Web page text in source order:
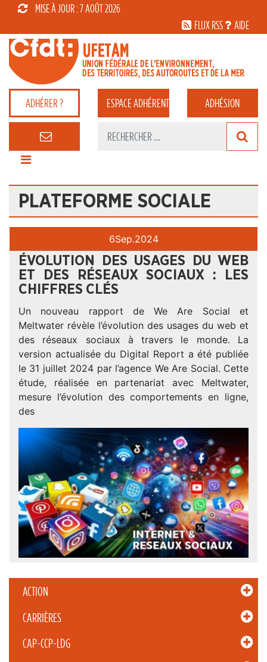
MISE À JOUR : 7 AOÛT 2026
FLUX RSS
AIDE
ADHÉRER ? ESPACEADHÉRENT ADHÉSION
PLATEFORME SOCIALE
ACTION
CARRIÈRES
CAP-CCP-LDG
6Sep.2024
ÉVOLUTION DES USAGES DU WEB
ET DES RÉSEAUX SOCIAUX : LES
CHIFFRES CLÉS
Un nouveau rapport de We Are Social et
Meltwater révèle l’évolution des usages du web et
des réseaux sociaux à travers le monde. La
version actualisée du Digital Report a été publiée
le 31 juillet 2024 par l’agence We Are Social. Cette
étude, réalisée en partenariat avec Meltwater,
mesure l’évolution des comportements en ligne,
des